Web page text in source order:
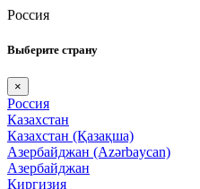
Россия
Выберите страну
×
Россия
Казахстан
Казахстан (Қазақша)
Азербайджан (Azərbaycan)
Азербайджан
Киргизия